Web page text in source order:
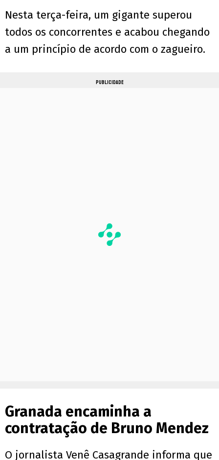
Nesta terça-feira, um gigante superou
todos os concorrentes e acabou chegando
a um princípio de acordo com o zagueiro.
PUBLICIDADE
Granada encaminha a
contratação de Bruno Mendez
O jornalista Venê Casagrande informa que